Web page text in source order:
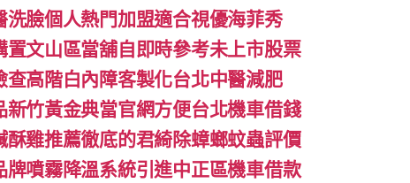
洗臉個人熱門加盟適合視優海菲秀
置文山區當舖自即時參考未上市股票
查高階白內障客製化台北中醫減肥
新竹黃金典當官網方便台北機車借錢
酥雞推薦徹底的君綺除蟑螂蚊蟲評價
噴霧降溫系統引進中正區機車借款